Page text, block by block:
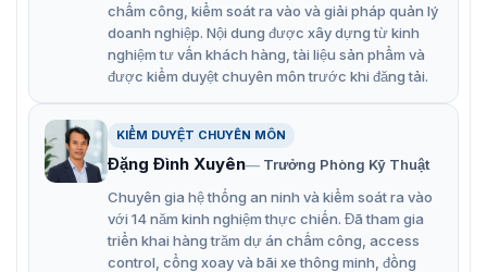
chấm công, kiểm soát ra vào và giải pháp quản lý
doanh nghiệp. Nội dung được xây dựng từ kinh
nghiệm tư vấn khách hàng, tài liệu sản phẩm và
được kiểm duyệt chuyên môn trước khi đăng tải.
KIỂM DUYỆT CHUYÊN MÔN
Đặng Đình Xuyên
Trưởng Phòng Kỹ Thuật
Chuyên gia hệ thống an ninh và kiểm soát ra vào
với 14 năm kinh nghiệm thực chiến. Đã tham gia
triển khai hàng trăm dự án chấm công, access
control, cổng xoay và bãi xe thông minh, đồng